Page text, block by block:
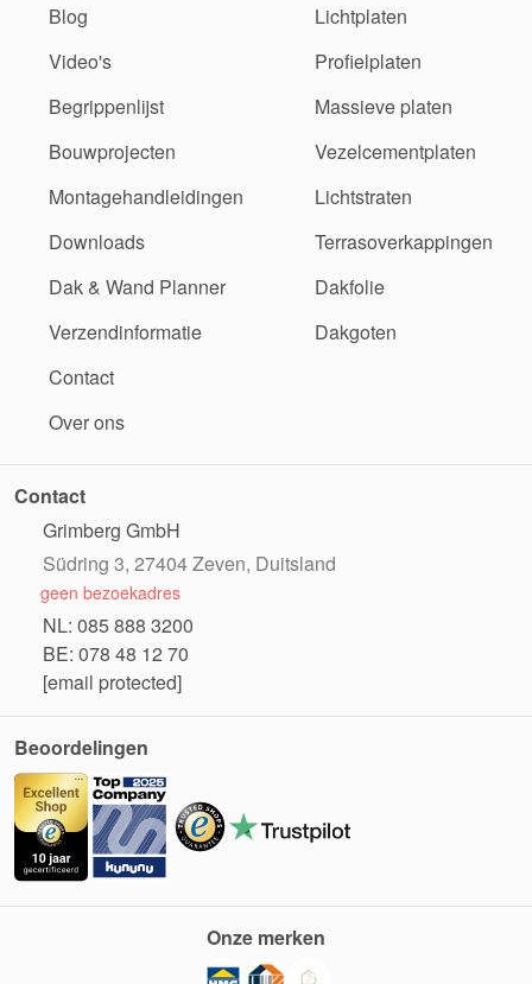
Blog
Video's
Begrippenlijst
Bouwprojecten
Montagehandleidingen
Downloads
Dak & Wand Planner
Verzendinformatie
Contact
Over ons
Lichtplaten
Profielplaten
Massieve platen
Vezelcementplaten
Lichtstraten
Terrasoverkappingen
Dakfolie
Dakgoten
Contact
Grimberg GmbH
Südring 3, 27404 Zeven, Duitsland
geen bezoekadres
NL: 085 888 3200
BE: 078 48 12 70
[email protected]
Beoordelingen
Onze merken